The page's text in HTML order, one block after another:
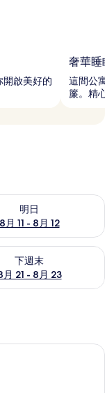
啟美好的
奢華睡
這間公
簾。精
明日
8月 11 - 8月 12
月 11 - 8月 12的可訂
下週末
月 21 - 8月 23
8月 21 - 8月 23的
房 | 防敏寢具、房內夾